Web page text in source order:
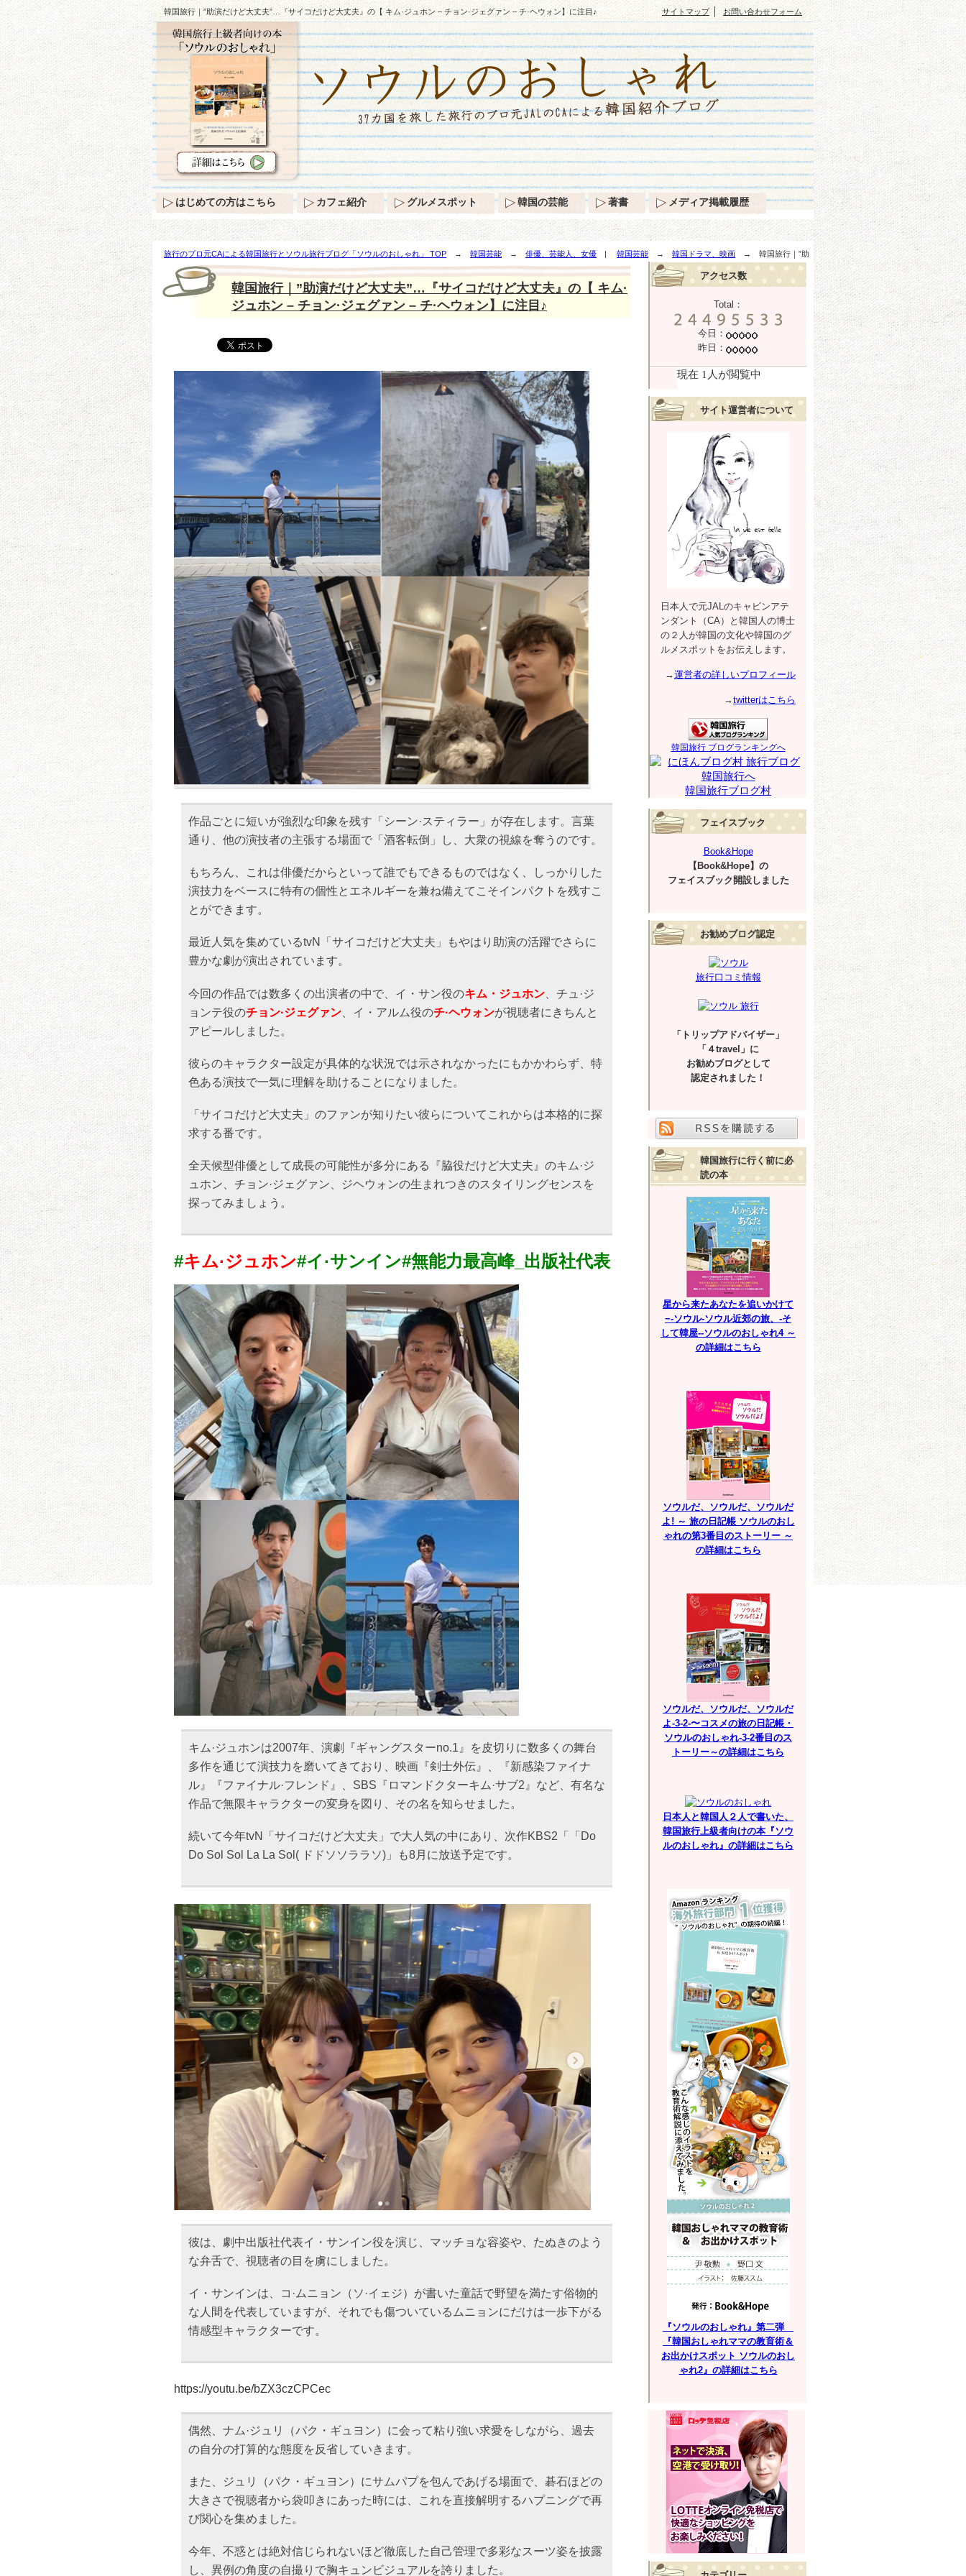
韓国旅行｜”助演だけど大丈夫”…『サイコだけど大丈夫』の【 キム·ジュホン – チョン·ジェグァン – チ·ヘウォン】に注目♪
旅行のプロ元CAによる韓国旅行とソウル旅行ブログ「ソウルのおしゃれ」 TOP → 韓国芸能 → 俳優、芸能人、女優 | 韓国芸能 → 韓国ドラマ、映画 → 韓国旅行｜”助
演だけど大丈夫”…『サイコだけど大丈夫』の【 キム·ジュホン – チョン·ジェグァン – チ·ヘウォン】に注目♪
韓国旅行｜”助演だけど大丈夫”…『サイコだけど大丈夫』の【 キム·
ジュホン – チョン·ジェグァン – チ·ヘウォン】に注目♪
作品ごとに短いが強烈な印象を残す「シーン·スティラー」が存在します。言葉
通り、他の演技者の主張する場面で「酒客転倒」し、大衆の視線を奪うのです。
もちろん、これは俳優だからといって誰でもできるものではなく、しっかりした
演技力をベースに特有の個性とエネルギーを兼ね備えてこそインパクトを残すこ
とができます。
最近人気を集めているtvN「サイコだけど大丈夫」もやはり助演の活躍でさらに
豊かな劇が演出されています。
今回の作品では数多くの出演者の中で、イ・サン役のキム・ジュホン 、チュ·ジ
ョンテ役のチョン·ジェグァン 、イ・アルム役のチ·ヘウォンが視聴者にきちんと
アピールしました。
彼らのキャラクター設定が具体的な状況では示されなかったにもかかわらず、特
色ある演技で一気に理解を助けることになりました。
「サイコだけど大丈夫」のファンが知りたい彼らについてこれからは本格的に探
求する番です。
全天候型俳優として成長の可能性が多分にある『脇役だけど大丈夫』のキム·ジ
ュホン、チョン·ジェグァン、ジヘウォンの生まれつきのスタイリングセンスを
探ってみましょう。
#キム·ジュホン#イ·サンイン#無能力最高峰_出版社代表
キム·ジュホンは2007年、演劇『ギャングスターno.1』を皮切りに数多くの舞台
多作を通じて演技力を磨いてきており、映画『剣士外伝』、『新感染ファイナ
ル』『ファイナル·フレンド』、SBS『ロマンドクターキム·サブ2』など、有名な
作品で無限キャラクターの変身を図り、その名を知らせました。
続いて今年tvN「サイコだけど大丈夫」で大人気の中にあり、次作KBS2「「Do
Do Sol Sol La La Sol( ドドソソララソ)」も8月に放送予定です。
彼は、劇中出版社代表イ・サンイン役を演じ、マッチョな容姿や、たぬきのよう
な弁舌で、視聴者の目を虜にしました。
イ・サンインは、コ·ムニョン（ソ·イェジ）が書いた童話で野望を満たす俗物的
な人間を代表していますが、それでも傷ついているムニョンにだけは一歩下がる
情感型キャラクターです。
https://youtu.be/bZX3czCPCec
偶然、ナム·ジュリ（パク・ギュヨン）に会って粘り強い求愛をしながら、過去
の自分の打算的な態度を反省していきます。
また、ジュリ（パク・ギュヨン）にサムパプを包んであげる場面で、碁石ほどの
大きさで視聴者から袋叩きにあった時には、これを直接解明するハプニングで再
び関心を集めました。
今年、不惑とは絶対信じられないほど徹底した自己管理で多彩なスーツ姿を披露
し、異例の角度の自撮りで胸キュンビジュアルを誇りました。
アクセス数
Total：
今日：
昨日：
サイト運営者について
日本人で元JALのキャビンアテ
ンダント（CA）と韓国人の博士
の２人が韓国の文化や韓国のグ
ルメスポットをお伝えします。
→運営者の詳しいプロフィール
→twitterはこちら
韓国旅行 ブログランキングへ
韓国旅行ブログ村
フェイスブック
Book&Hope
【Book&Hope】の
フェイスブック開設しました
お勧めブログ認定
旅行口コミ情報
「トリップアドバイザー」
「４travel」に
お勧めブログとして
認定されました！
韓国旅行に行く前に必
読の本
星から来たあなたを追いかけて
−-ソウル-ソウル近郊の旅、-そ
して韓屋--ソウルのおしゃれ4 ～
の詳細はこちら
ソウルだ、ソウルだ、ソウルだ
よ! ～ 旅の日記帳 ソウルのおし
ゃれの第3番目のストーリー ～
の詳細はこちら
ソウルだ、ソウルだ、ソウルだ
よ-3-2-〜コスメの旅の日記帳・
ソウルのおしゃれ-3-2番目のス
トーリー～の詳細はこちら
日本人と韓国人２人で書いた、
韓国旅行上級者向けの本『ソウ
ルのおしゃれ』の詳細はこちら
『ソウルのおしゃれ』第二弾
『韓国おしゃれママの教育術＆
お出かけスポット ソウルのおし
ゃれ2』の詳細はこちら
サイトマップ｜ お問い合わせフォーム
はじめての方はこちら カフェ紹介 グルメスポット 韓国の芸能 著書 メディア掲載履歴